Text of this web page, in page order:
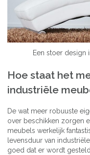
Een stoer design
Hoe staat het
industriële
De wat meer robuuste
over beschikken zorgen
meubels werkelijk
levensduur van
goed dat er wordt